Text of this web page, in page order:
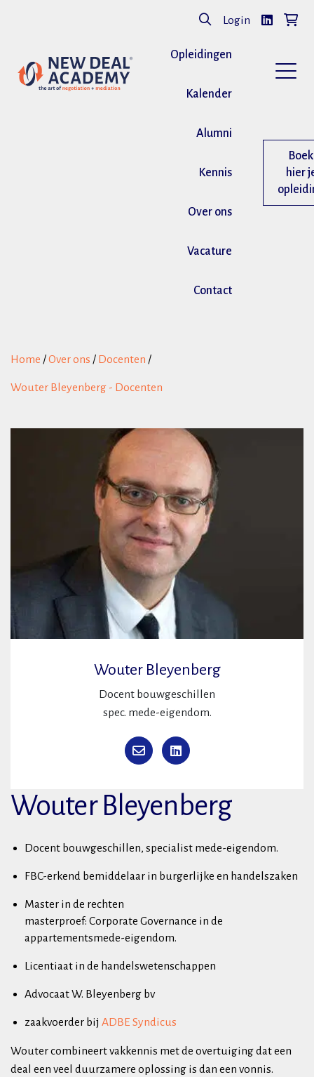
Login
Opleidingen
Kalender
Alumni
Kennis
Over ons
Vacature
Contact
Boek
hier
Home /Over ons / Docenten /
Wouter Bleyenberg - Docenten
Wouter Bleyenberg
Docent bouwgeschillen
spec. mede-eigendom.
Wouter Bleyenberg
Docent bouwgeschillen, specialist mede-eigendom.
FBC-erkend bemiddelaar in burgerlijke en handelszaken
Master in de rechten
masterproef: Corporate Governance in de
appartementsmede-eigendom.
Licentiaat in de handelswetenschappen
Advocaat W. Bleyenberg bv
zaakvoerder bij ADBE Syndicus
Wouter combineert vakkennis met de overtuiging dat een
deal een veel duurzamere oplossing is dan een vonnis.